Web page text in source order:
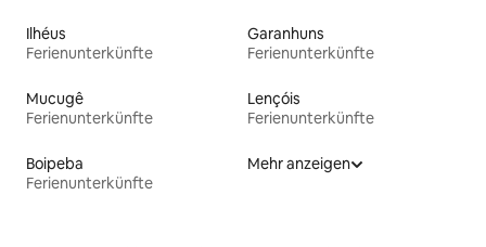
Ilhéus
Ferienunterkünfte
Garanhuns
Ferienunterkünfte
Mucugê
Ferienunterkünfte
Lençóis
Ferienunterkünfte
Boipeba
Ferienunterkünfte
Mehr anzeigen